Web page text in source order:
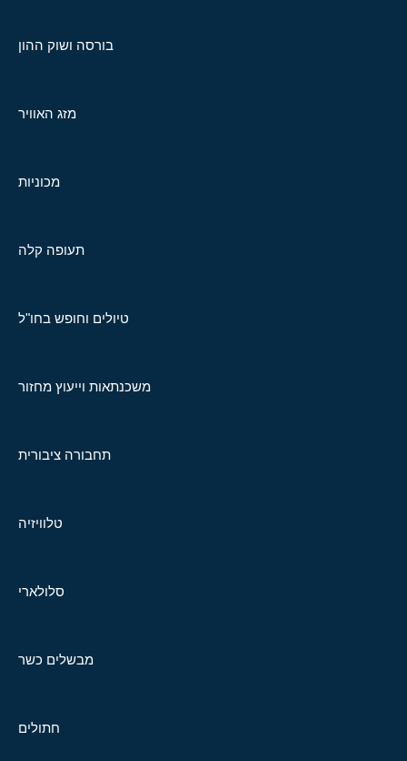
בורסה ושוק ההון
מזג האוויר
מכוניות
תעופה קלה
טיולים וחופש בחו"ל
משכנתאות וייעוץ מחזור
תחבורה ציבורית
טלוויזיה
סלולארי
מבשלים כשר
חתולים